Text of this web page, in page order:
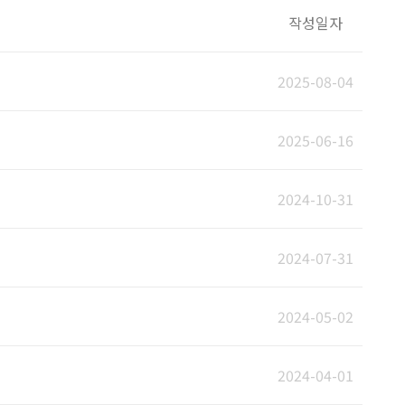
작성일자
2025-08-04
2025-06-16
2024-10-31
2024-07-31
2024-05-02
2024-04-01